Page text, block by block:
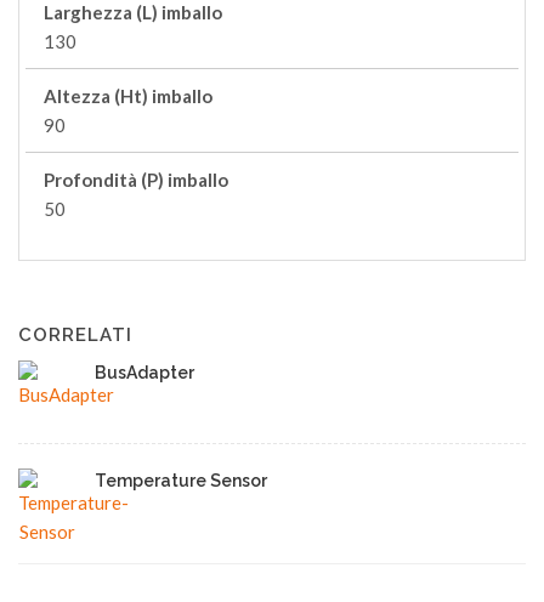
Larghezza (L) imballo
130
Altezza (Ht) imballo
90
Profondità (P) imballo
50
CORRELATI
BusAdapter
Temperature Sensor